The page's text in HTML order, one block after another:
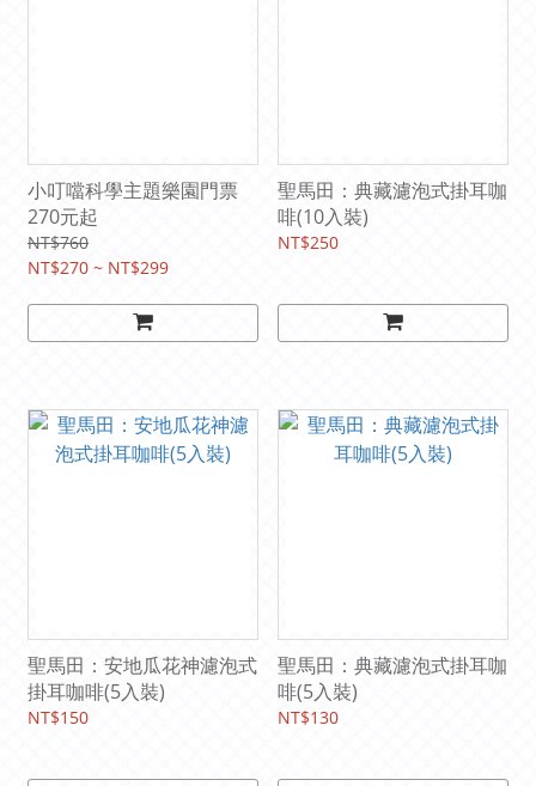
小叮噹科學主題樂園門票
270元起
NT$760
NT$270 ~ NT$299
聖馬田：典藏濾泡式掛耳咖
啡(10入裝)
NT$250
聖馬田：安地瓜花神濾泡式
掛耳咖啡(5入裝)
NT$150
聖馬田：典藏濾泡式掛耳咖
啡(5入裝)
NT$130